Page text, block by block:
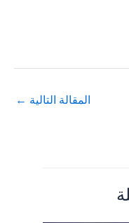
المقالة التالية ←